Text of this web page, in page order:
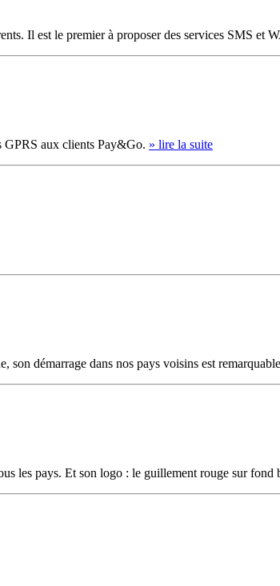
Il est le premier à proposer des services SMS et
GPRS aux clients Pay&Go. » lire la suite
démarrage dans nos pays voisins est
les pays. Et son logo : le guillement rouge sur fond